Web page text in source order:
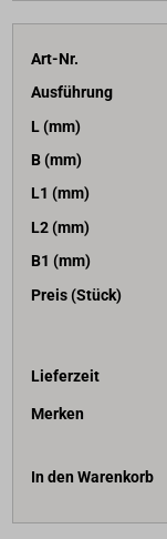
Art-Nr.
Ausführung
L (mm)
B (mm)
L1 (mm)
L2 (mm)
B1 (mm)
Preis (Stück)
Lieferzeit
Merken
In den Warenkorb